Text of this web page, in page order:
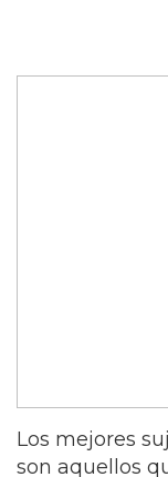
Los mejores
son aquellos